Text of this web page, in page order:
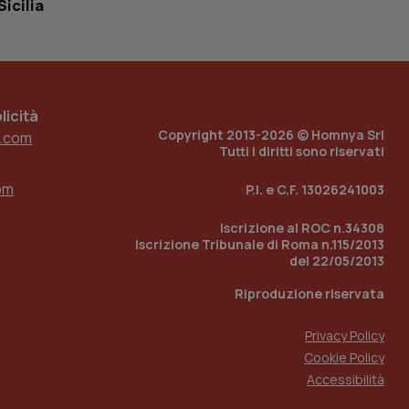
Copyright 2013-2026 © Homnya Srl
Tutti i diritti sono riservati
P.I. e C.F. 13026241003
Iscrizione al ROC n.34308
Iscrizione Tribunale di Roma n.115/2013
del 22/05/2013
Riproduzione riservata
Privacy Policy
Cookie Policy
Accessibilità
di
la gestione
per abilitare il